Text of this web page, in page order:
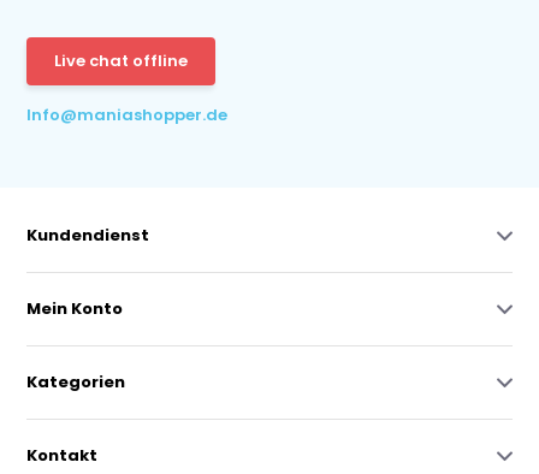
Live chat offline
Info@maniashopper.de
Kundendienst
Mein Konto
Kategorien
Kontakt